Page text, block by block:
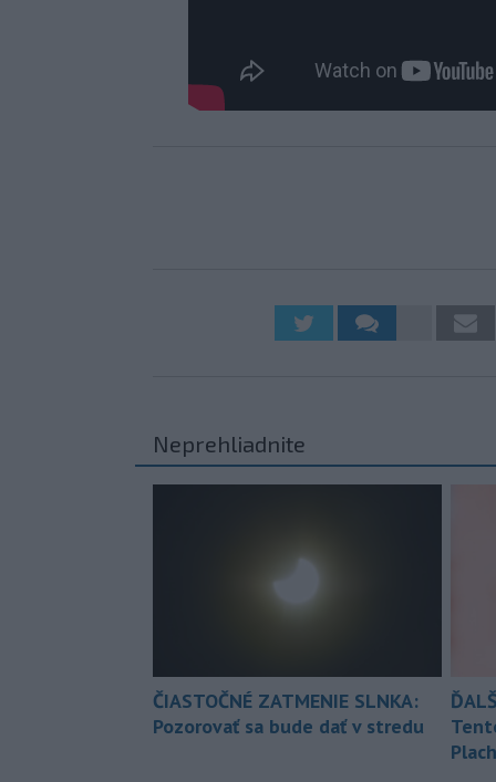
Neprehliadnite
ČIASTOČNÉ ZATMENIE SLNKA:
Pozorovať sa bude dať v stredu